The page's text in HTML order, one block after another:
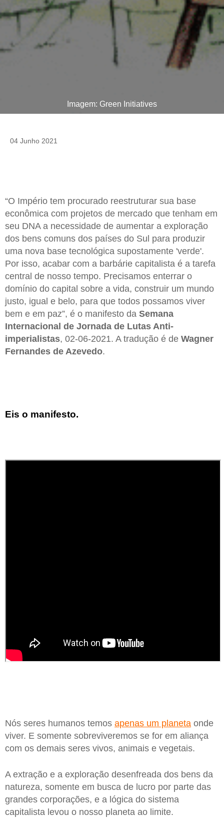
Imagem: Green Initiatives
04 Junho 2021
“O Império tem procurado reestruturar sua base
econômica com projetos de mercado que tenham em
seu DNA a necessidade de aumentar a exploração
dos bens comuns dos países do Sul para produzir
uma nova base tecnológica supostamente 'verde'.
Por isso, acabar com a barbárie capitalista é a tarefa
central de nosso tempo. Precisamos enterrar o
domínio do capital sobre a vida, construir um mundo
justo, igual e belo, para que todos possamos viver
bem e em paz”, é o manifesto da Semana
Internacional de Jornada de Lutas Anti-
imperialistas, 02-06-2021. A tradução é de Wagner
Fernandes de Azevedo.
Eis o manifesto.
Nós seres humanos temos apenas um planeta onde
viver. E somente sobreviveremos se for em aliança
com os demais seres vivos, animais e vegetais.
A extração e a exploração desenfreada dos bens da
natureza, somente em busca de lucro por parte das
grandes corporações, e a lógica do sistema
capitalista levou o nosso planeta ao limite.